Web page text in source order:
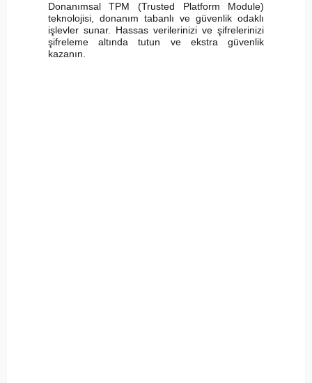
Donanımsal TPM (Trusted Platform Module)
teknolojisi, donanım tabanlı ve güvenlik odaklı
işlevler sunar. Hassas verilerinizi ve şifrelerinizi
şifreleme altında tutun ve ekstra güvenlik
kazanın.